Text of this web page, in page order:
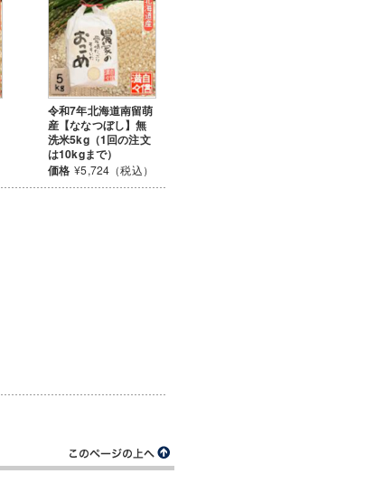
令和7年北海道南留萌
産【ななつぼし】無
洗米5kg（1回の注文
は10kgまで）
価格 ¥5,724（税込）